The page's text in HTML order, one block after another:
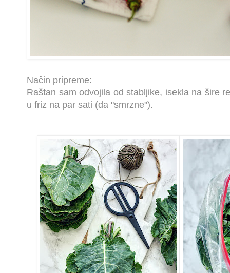
Način pripreme:
Raštan sam odvojila od stabljike, isekla na šire
u friz na par sati (da "smrzne").